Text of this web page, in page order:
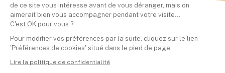
de ce site vous intéresse avant de vous déranger, mais on
aimerait bien vous accompagner pendant votre visite...
C'est OK pour vous ?
Pour modifier vos préférences par la suite, cliquez sur le lien
'Préférences de cookies' situé dans le pied de page.
Lire la politique de confidentialité